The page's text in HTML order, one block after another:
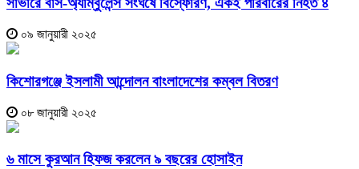
০৯ জানুয়ারী ২০২৫
কিশোরগঞ্জে ইসলামী আন্দোলন বাংলাদেশের কম্বল বিতরণ
০৮ জানুয়ারী ২০২৫
৬ মাসে কুরআন হিফজ করলেন ৯ বছরের হোসাইন